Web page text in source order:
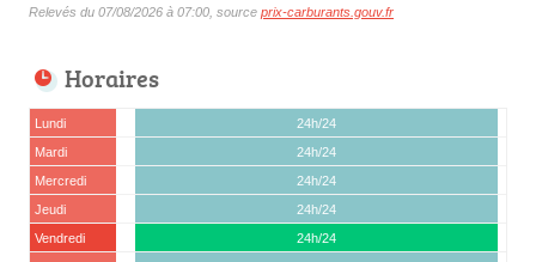
Relevés du 07/08/2026 à 07:00, source prix-carburants.gouv.fr
Horaires
Lundi
24h/24
Mardi
24h/24
Mercredi
24h/24
Jeudi
24h/24
Vendredi
24h/24